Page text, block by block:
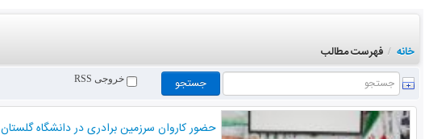
خانه / فهرست مطالب
خروجی RSS
حضور کاروان سرزمین برادری در دانشگاه گلستان